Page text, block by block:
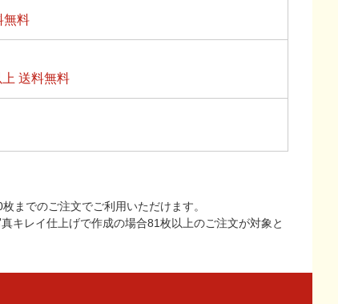
無料
送料無料
までのご注文でご利用いただけます。
キレイ仕上げで作成の場合81枚以上のご注文が対象と